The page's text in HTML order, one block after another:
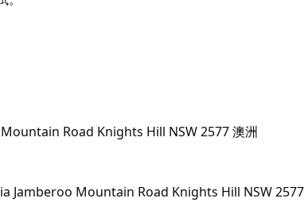
。
Road Knights Hill NSW 2577 澳洲